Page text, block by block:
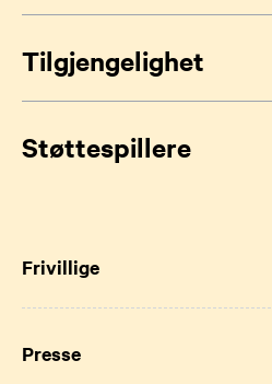
Tilgjengelighet
Støttespillere
Frivillige
Presse